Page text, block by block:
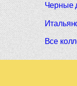
Черные
Все